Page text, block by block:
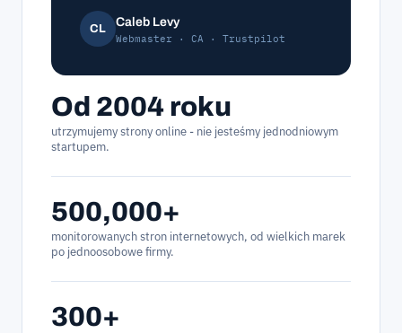
CL Caleb Levy
Webmaster · CA · Trustpilot
Od 2004 roku
utrzymujemy strony online - nie jesteśmy jednodniowym
startupem.
500,000+
monitorowanych stron internetowych, od wielkich marek
po jednoosobowe firmy.
300+